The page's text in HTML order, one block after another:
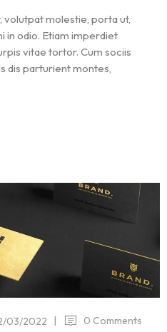
volutpat molestie, porta ut,
in odio. Etiam imperdiet
vitae tortor. Cum sociis
dis parturient montes,
03/2022 | 0 Comments